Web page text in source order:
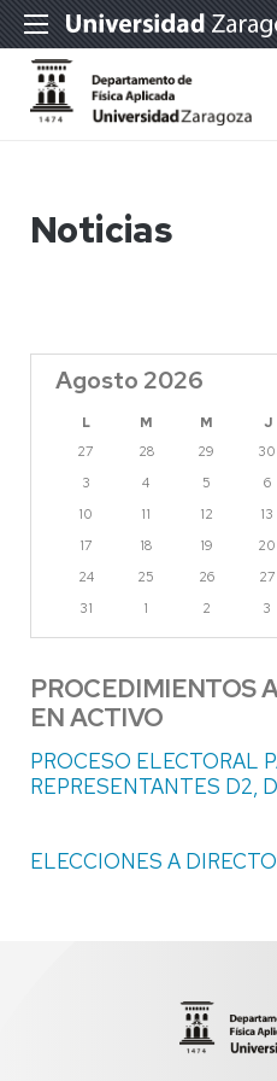
Noticias
Agosto 2026
L M M J
27
28 29 30
3
4 5 6
10
11 12 13
17
18 19 20
24
25 26 27
31
1 2 3
PROCEDIMIENTOS
EN ACTIVO
PROCESO ELECTORAL
REPRESENTANTES D2,
ELECCIONES A